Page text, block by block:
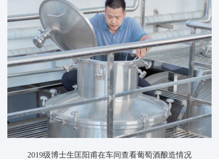
2019级博士生匡阳甫在车间查看葡萄酒酿造情况